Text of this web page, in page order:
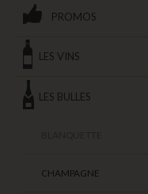
PROMOS
LES VINS
LES BULLES
CHAMPAGNE